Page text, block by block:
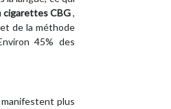
cigarettes CBG,
de la méthode
45% des
plus